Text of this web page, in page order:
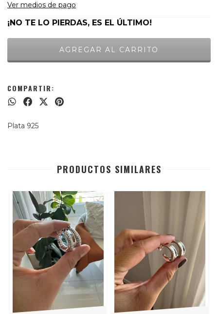
Ver medios de pago
¡NO TE LO PIERDAS, ES EL ÚLTIMO!
COMPARTIR:
Plata 925
PRODUCTOS SIMILARES